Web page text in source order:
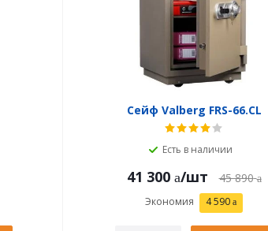
Сейф Valberg FRS-66.CL
Есть в наличии
41 300 /шт 45 890
Экономия 4 590